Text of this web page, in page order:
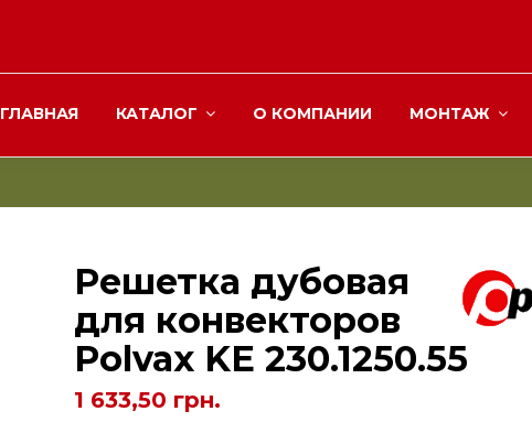
ГЛАВНАЯ КАТАЛОГ О КОМПАНИИ МОНТАЖ
Решетка дубовая
для конвекторов
Рolvax KE 230.1250.55
1 633,50 грн.